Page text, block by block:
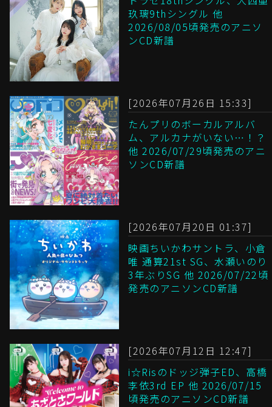
玖璃9thシングル 他
2026/08/05頃発売のアニソ
ンCD新譜
[2026年07月26日 15:33]
たんプリのボーカルアルバ
ム、アルカナがいない…！？
他 2026/07/29頃発売のアニ
ソンCD新譜
[2026年07月20日 01:37]
映画ちいかわサントラ、小倉
唯 通算21st SG、水瀬いのり
3年ぶりSG 他 2026/07/22頃
発売のアニソンCD新譜
[2026年07月12日 12:47]
i☆Risのドッジ弾子ED、高橋
李依3rd EP 他 2026/07/15
頃発売のアニソンCD新譜